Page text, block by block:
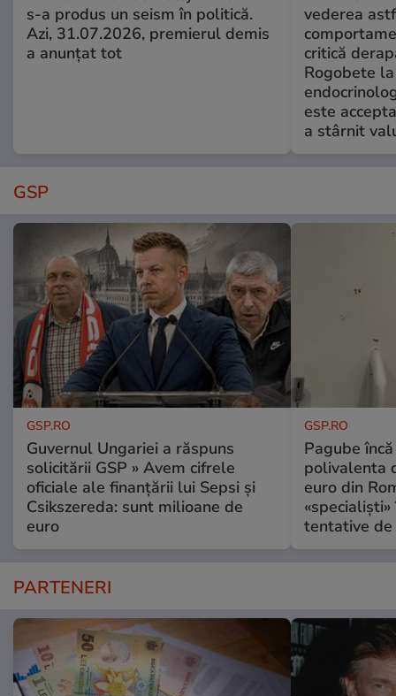
s-a produs un seism în politică.
Azi, 31.07.2026, premierul demis
a anunțat tot
vederea
critică
Rogobete
este
a stârnit
GSP
GSP.RO
Guvernul Ungariei a răspuns
solicitării GSP » Avem cifrele
oficiale ale finanțării lui Sepsi și
Csikszereda: sunt milioane de
euro
GSP.RO
Pagube
polivalenta
euro din
tentative de
PARTENERI